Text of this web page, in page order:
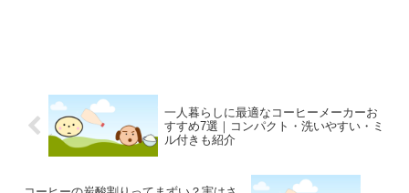
一人暮らしに最適なコーヒーメーカーお
すすめ7選｜コンパクト・洗いやすい・ミ
ル付きも紹介